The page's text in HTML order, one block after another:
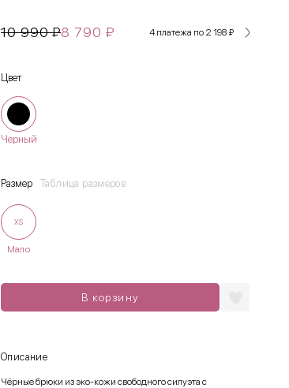
10 990₽8 790 ₽ 4 платежа по 2 198 ₽
Цвет
Черный
Размер Таблица размеров
XS
Мало
В корзину
Описание
Чёрные брюки из эко-кожи свободного силуэта с